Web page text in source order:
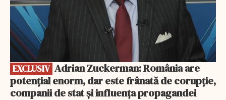
EXCLUSIV
potențial enorm, dar este frânată de corupție,
companii de stat și influența propagandei